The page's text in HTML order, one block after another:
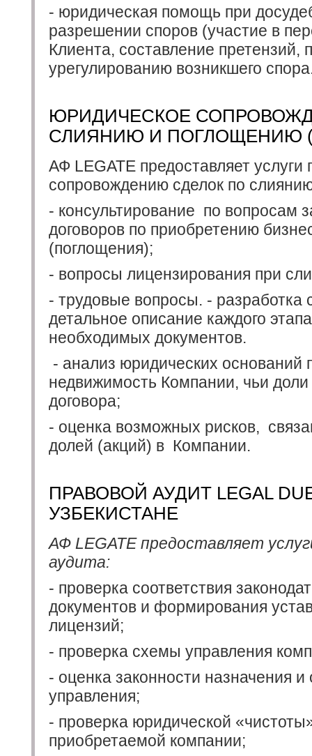
- юридическая помощь при
разрешении споров (участие в
Клиента, составление претензий,
урегулированию возникшего
ЮРИДИЧЕСКОЕ
СЛИЯНИЮ И ПОГЛОЩЕНИЮ
АФ LEGATE предоставляет
сопровождению сделок по
- консультирование по вопросам
договоров по приобретению
(поглощения);
- вопросы лицензирования при
- трудовые вопросы. - разработка
детальное описание каждого
необходимых документов.
- анализ юридических оснований
недвижимость Компании, чьи
договора;
- оценка возможных рисков,
долей (акций) в Компании.
ПРАВОВОЙ АУДИТ LEGAL
УЗБЕКИСТАНЕ
АФ LEGATE предоставляет
аудита:
- проверка соответствия
документов и формирования
лицензий;
- проверка схемы управления
- оценка законности назначения
управления;
- проверка юридической
приобретаемой компании;